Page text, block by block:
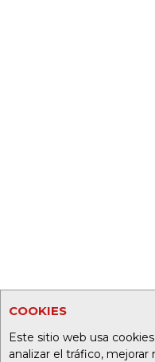
COOKIES
Este sitio web usa
analizar el tráfico,